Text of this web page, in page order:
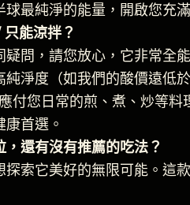
最純淨的能量，開啟您充
能涼拌？
問，請您放心，它非常全能
淨度（如我們的酸價遠低
付您日常的煎、煮、炒等
首選。
，還有沒有推薦的吃法？
探索它美好的無限可能。這